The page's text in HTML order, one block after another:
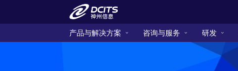
产品与解决方案 咨询与服务 研发